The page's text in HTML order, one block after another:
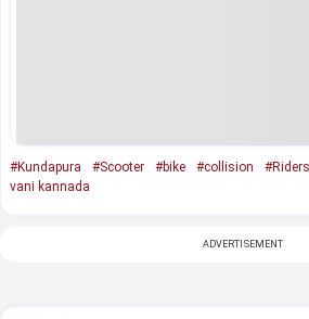
#Kundapura #Scooter #bike #collision #Riders
vani kannada
ADVERTISEMENT